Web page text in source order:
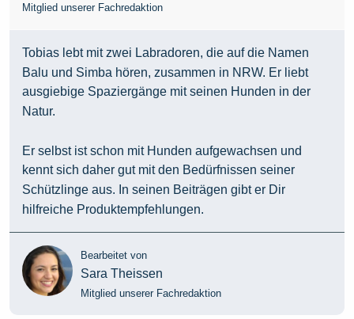
Mitglied unserer Fachredaktion
Tobias lebt mit zwei Labradoren, die auf die Namen
Balu und Simba hören, zusammen in NRW. Er liebt
ausgiebige Spaziergänge mit seinen Hunden in der
Natur.
Er selbst ist schon mit Hunden aufgewachsen und
kennt sich daher gut mit den Bedürfnissen seiner
Schützlinge aus. In seinen Beiträgen gibt er Dir
hilfreiche Produktempfehlungen.
Bearbeitet von
Sara Theissen
Mitglied unserer Fachredaktion